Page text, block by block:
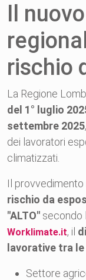
Il
rischio
La Regione
del 1° luglio
settembre 2025
dei lavoratori
climatizzati.
Il provvedimento
rischio da
"ALTO" secondo
Worklimate.it, il
lavorative tra
Settore